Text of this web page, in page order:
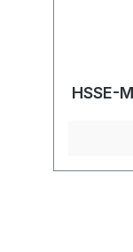
HSSE-